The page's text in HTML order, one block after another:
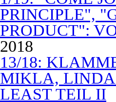
PRINCIPLE",
PRODUCT":
2018
13/18:
MIKLA,
LEAST TEIL II